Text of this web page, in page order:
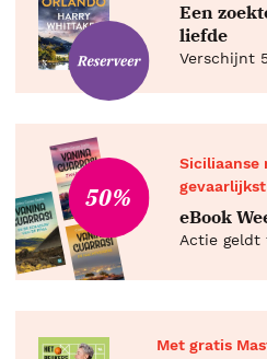
Een
liefde
Verschijnt
50%
Siciliaanse
gevaarlijkst
eBook
Actie geldt
Met gratis